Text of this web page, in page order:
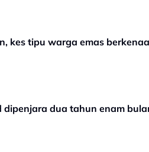
kes tipu warga emas
dipenjara dua tahun enam